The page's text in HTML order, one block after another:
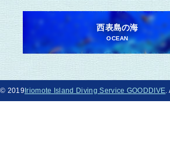
西表島の海
OCEAN
© 2019Iriomote Island Diving Service GOODDIVE